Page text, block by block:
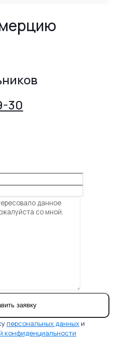
30
персональных данных и
конфиденциальности